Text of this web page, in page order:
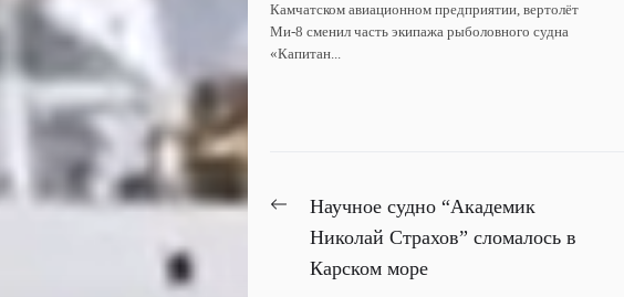
Камчатском авиационном предприятии, вертолёт
Ми-8 сменил часть экипажа рыболовного судна
«Капитан...
НАВИГАЦИЯ
ПО
ЗАПИСЯМ
PreviousНаучное судно “Академик
Николай Страхов” сломалось в
Карском море